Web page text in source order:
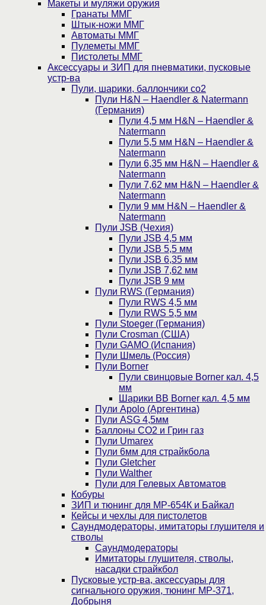
Макеты и муляжи оружия
Гранаты ММГ
Штык-ножи ММГ
Автоматы ММГ
Пулеметы ММГ
Пистолеты ММГ
Аксессуары и ЗИП для пневматики, пусковые
устр-ва
Пули, шарики, баллончики со2
Пули H&N – Haendler & Natermann
(Германия)
Пули 4,5 мм H&N – Haendler &
Natermann
Пули 5,5 мм H&N – Haendler &
Natermann
Пули 6,35 мм H&N – Haendler &
Natermann
Пули 7,62 мм H&N – Haendler &
Natermann
Пули 9 мм H&N – Haendler &
Natermann
Пули JSB (Чехия)
Пули JSB 4,5 мм
Пули JSB 5,5 мм
Пули JSB 6,35 мм
Пули JSB 7,62 мм
Пули JSB 9 мм
Пули RWS (Германия)
Пули RWS 4,5 мм
Пули RWS 5,5 мм
Пули Stoeger (Германия)
Пули Crosman (США)
Пули GAMO (Испания)
Пули Шмель (Россия)
Пули Borner
Пули свинцовые Borner кал. 4,5
мм
Шарики BB Borner кал. 4,5 мм
Пули Apolo (Аргентина)
Пули ASG 4,5мм
Баллоны CO2 и Грин газ
Пули Umarex
Пули 6мм для страйкбола
Пули Gletcher
Пули Walther
Пули для Гелевых Автоматов
Кобуры
ЗИП и тюнинг для МР-654К и Байкал
Кейсы и чехлы для пистолетов
Саундмодераторы, имитаторы глушителя и
стволы
Саундмодераторы
Имитаторы глушителя, стволы,
насадки страйкбол
Пусковые устр-ва, аксессуары для
сигнального оружия, тюнинг МР-371,
Добрыня